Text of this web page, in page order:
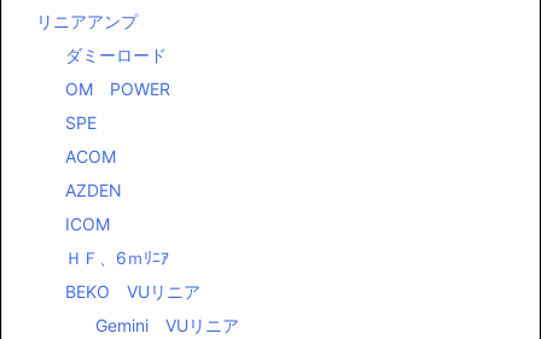
リニアアンプ
ダミーロード
OM POWER
SPE
ACOM
AZDEN
ICOM
ＨＦ、6ｍﾘﾆｱ
BEKO VUリニア
Gemini VUリニア